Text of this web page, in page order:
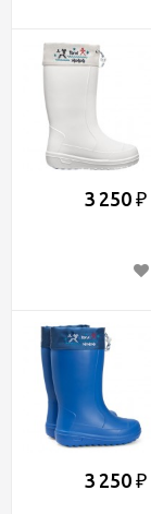
3 250 ₽
3 250 ₽